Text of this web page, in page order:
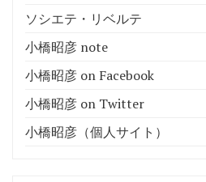
ソシエテ・リベルテ
小橋昭彦 note
小橋昭彦 on Facebook
小橋昭彦 on Twitter
小橋昭彦（個人サイト）